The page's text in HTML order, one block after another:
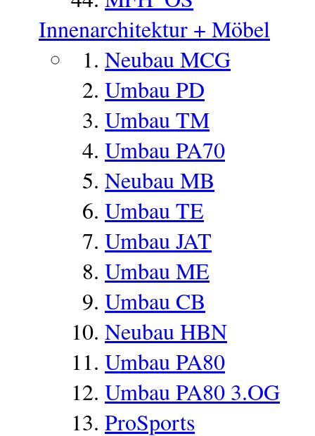
Innenarchitektur + Möbel
Neubau MCG
Umbau PD
Umbau TM
Umbau PA70
Neubau MB
Umbau TE
Umbau JAT
Umbau ME
Umbau CB
Neubau HBN
Umbau PA80
Umbau PA80 3.OG
ProSports